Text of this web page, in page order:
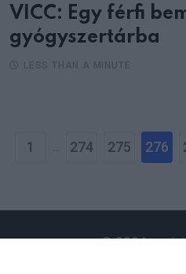
VICC: Egy férfi
gyógyszertárba
1 ... 274 275 276
© 2024